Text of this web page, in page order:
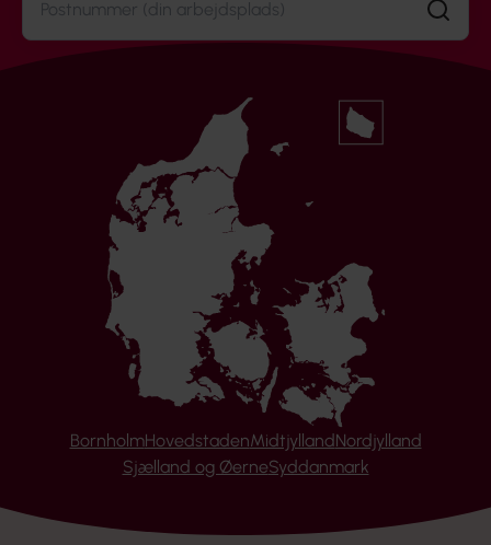
Søg
BornholmHovedstadenMidtjyllandNordjylland
Sjælland og ØerneSyddanmark